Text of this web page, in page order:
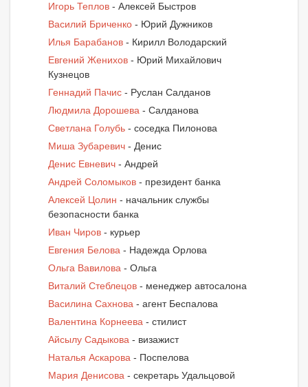
Игорь Теплов - Алексей Быстров
Василий Бриченко - Юрий Дужников
Илья Барабанов - Кирилл Володарский
Евгений Женихов - Юрий Михайлович
Кузнецов
Геннадий Пачис - Руслан Салданов
Людмила Дорошева - Салданова
Светлана Голубь - соседка Пилонова
Миша Зубаревич - Денис
Денис Евневич - Андрей
Андрей Соломыков - президент банка
Алексей Цолин - начальник службы
безопасности банка
Иван Чиров - курьер
Евгения Белова - Надежда Орлова
Ольга Вавилова - Ольга
Виталий Стеблецов - менеджер автосалона
Василина Сахнова - агент Беспалова
Валентина Корнеева - стилист
Айсылу Садыкова - визажист
Наталья Аскарова - Поспелова
Мария Денисова - секретарь Удальцовой